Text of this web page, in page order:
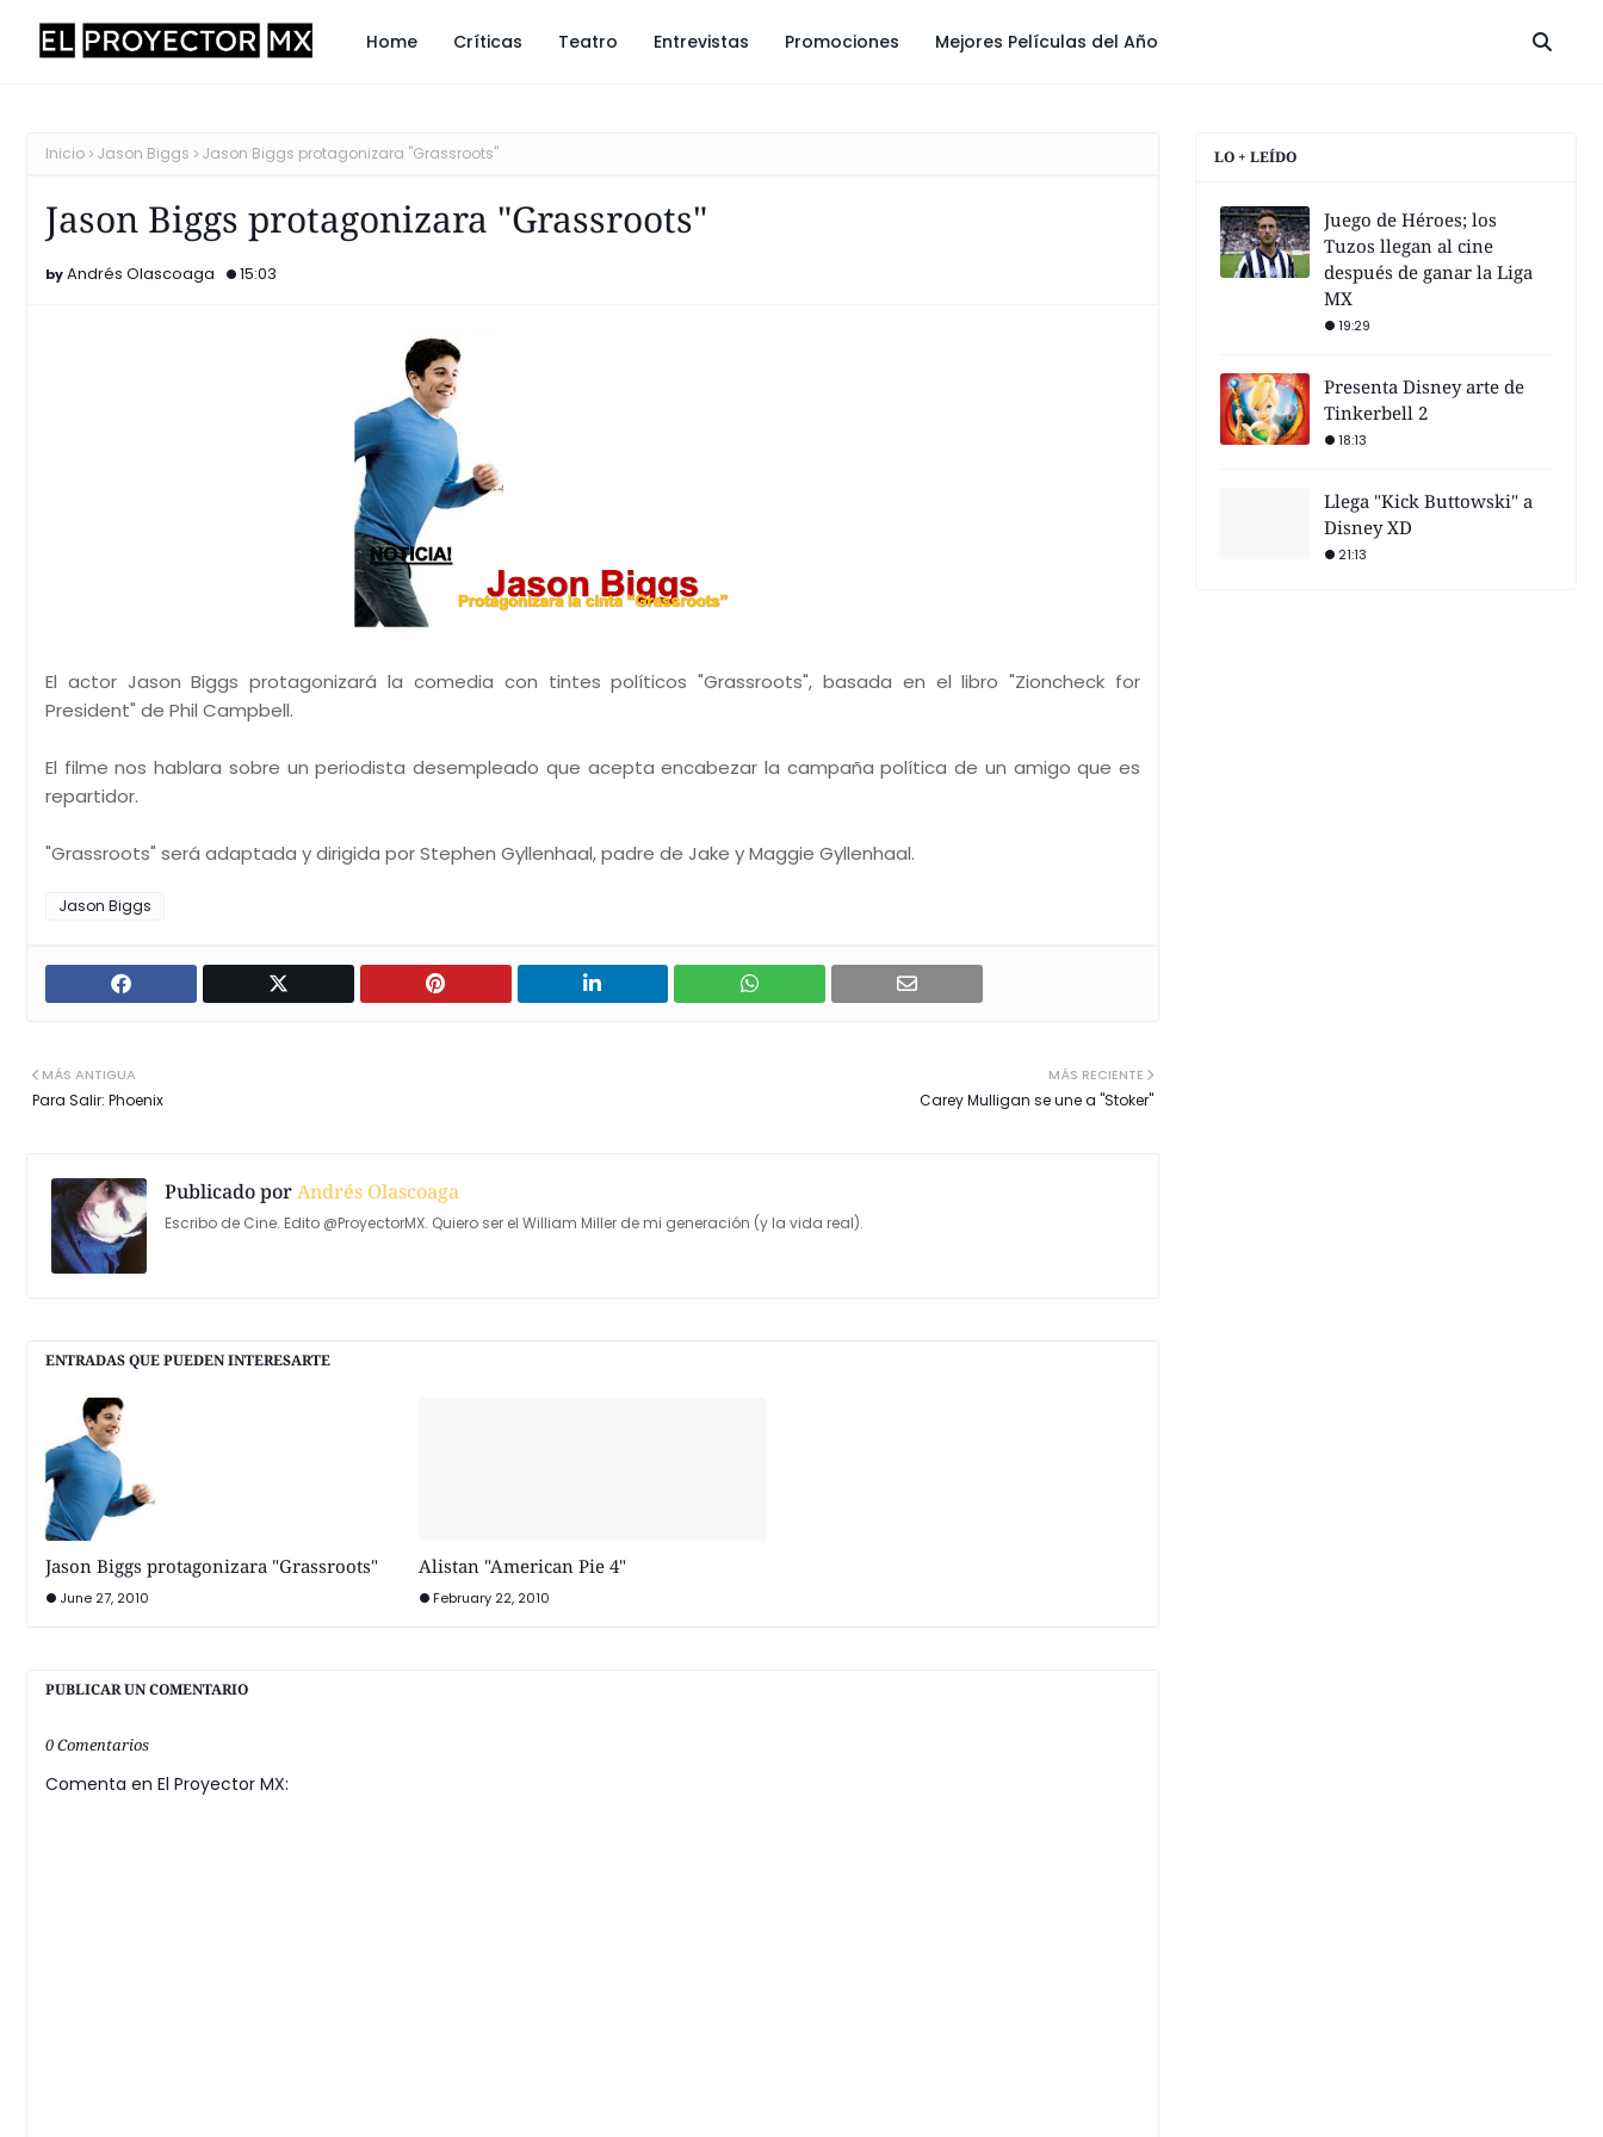
Home Críticas Teatro Entrevistas Promociones Mejores Películas del Año
Inicio Jason Biggs Jason Biggs protagonizara "Grassroots"
Jason Biggs protagonizara "Grassroots"
Andrés Olascoaga 15:03
El actor Jason Biggs protagonizará la comedia con tintes políticos "Grassroots", basada en el libro "Zioncheck for
President" de Phil Campbell.
El filme nos hablara sobre un periodista desempleado que acepta encabezar la campaña política de un amigo que es
repartidor.
"Grassroots" será adaptada y dirigida por Stephen Gyllenhaal, padre de Jake y Maggie Gyllenhaal.
Jason Biggs
MÁS RECIENTE
Carey Mulligan se une a "Stoker"
MÁS ANTIGUA
Para Salir: Phoenix
Publicado porAndrés Olascoaga
Escribo de Cine. Edito @ProyectorMX. Quiero ser el William Miller de mi generación (y la vida real).
ENTRADAS QUE PUEDEN INTERESARTE
Jason Biggs protagonizara "Grassroots"
June 27, 2010
Alistan "American Pie 4"
February 22, 2010
PUBLICAR UN COMENTARIO
0 Comentarios
Comenta en El Proyector MX:
LO + LEÍDO
Juego de Héroes; los
Tuzos llegan al cine
después de ganar la Liga
MX
19:29
Presenta Disney arte de
Tinkerbell 2
18:13
Llega "Kick Buttowski" a
Disney XD
21:13